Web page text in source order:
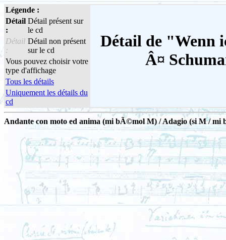
Légende :
Détail de "Wenn
Â¤
Détail
:
Détail présent sur
le cd
Détail
:
Détail non présent
sur le cd
Vous pouvez choisir votre
type d'affichage
Tous les détails
Uniquement les détails du
cd
Andante con moto ed anima (mi bÃ©mol M) / Adagio (si M / mi